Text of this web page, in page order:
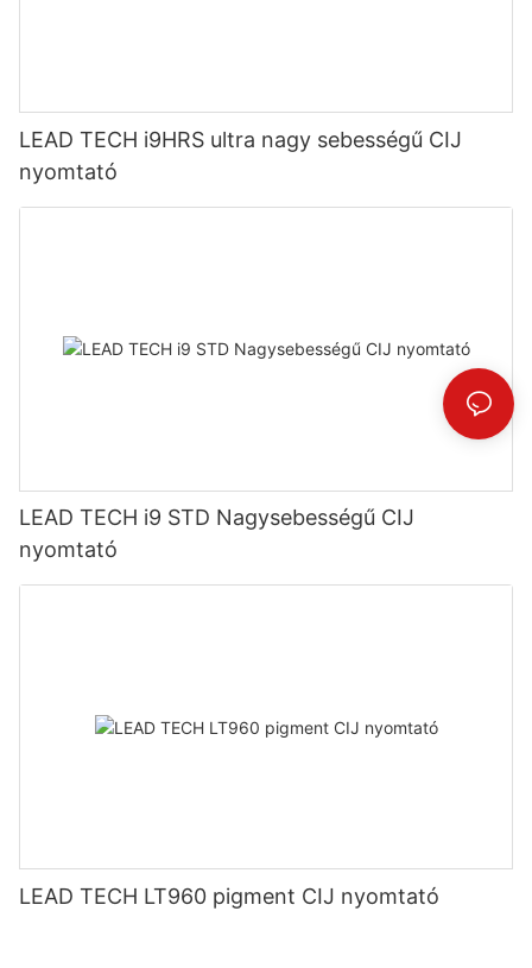
LEAD TECH i9HRS ultra nagy sebességű CIJ
nyomtató
LEAD TECH i9 STD Nagysebességű CIJ
nyomtató
LEAD TECH LT960 pigment CIJ nyomtató